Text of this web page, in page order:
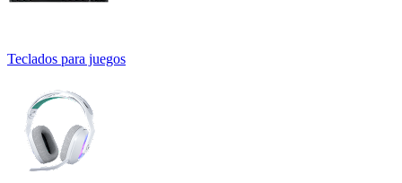
Teclados para juegos